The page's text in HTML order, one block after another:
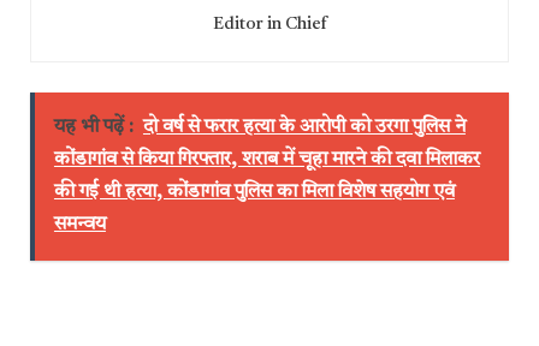
Editor in Chief
यह भी पढ़ें : दो वर्ष से फरार हत्या के आरोपी को उरगा पुलिस ने
कोंडागांव से किया गिरफ्तार, शराब में चूहा मारने की दवा मिलाकर
की गई थी हत्या, कोंडागांव पुलिस का मिला विशेष सहयोग एवं
समन्वय